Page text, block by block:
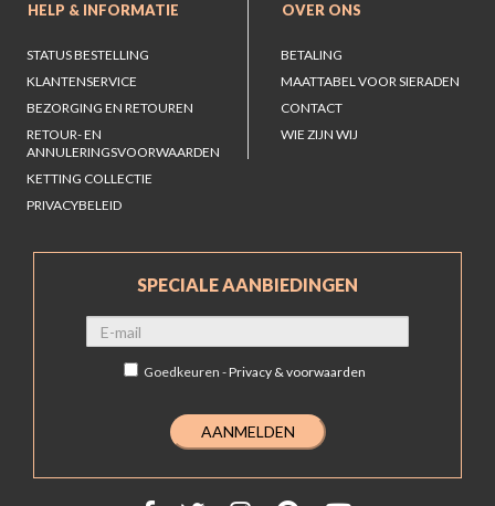
HELP & INFORMATIE
STATUS BESTELLING
KLANTENSERVICE
BEZORGING EN RETOUREN
RETOUR- EN
ANNULERINGSVOORWAARDEN
KETTING COLLECTIE
PRIVACYBELEID
OVER ONS
BETALING
MAATTABEL VOOR SIERADEN
CONTACT
WIE ZIJN WIJ
SPECIALE AANBIEDINGEN
Goedkeuren -Privacy & voorwaarden